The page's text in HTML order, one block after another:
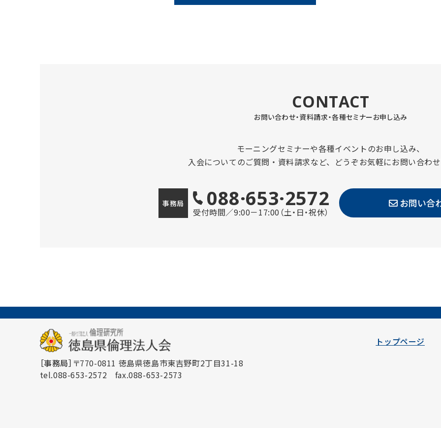
CONTACT
お問い合わせ・資料請求・各種セミナーお申し込み
モーニングセミナーや各種イベントのお申し込み、
入会についてのご質問・資料請求など、どうぞお気軽にお問い合わせ
事務局 088·653·2572
受付時間／9:00－17:00（土・日・祝休）
お問い合
［事務局］ 〒770-0811 徳島県徳島市東吉野町2丁目31-18
tel.088-653-2572 fax.088-653-2573
トップページ